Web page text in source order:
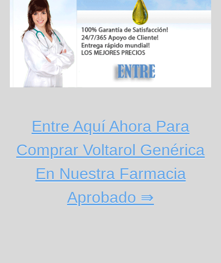
Entre Aquí Ahora Para
Comprar Voltarol Genérica
En Nuestra Farmacia
Aprobado ⇛